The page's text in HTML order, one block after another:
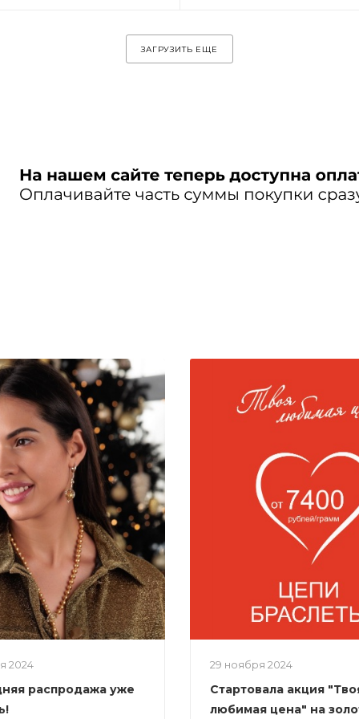
ЗАГРУЗИТЬ ЕЩЕ
2024
распродажа уже
29 ноября 2024
Стартовала акция
любимая цена" на